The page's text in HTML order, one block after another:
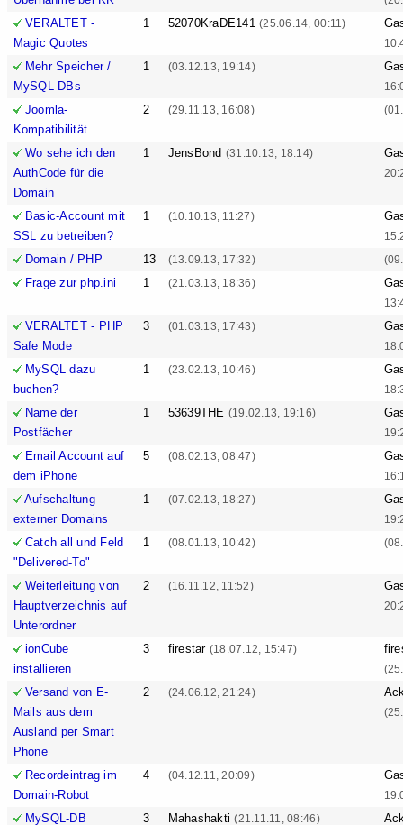
VERALTET -
Magic Quotes
1 52070KraDE141(25.06.14, 00:11)
Mehr Speicher /
MySQL DBs
1 (03.12.13, 19:14)
Joomla-
Kompatibilität
2 (29.11.13, 16:08)
Wo sehe ich den
AuthCode für die
Domain
1 JensBond (31.10.13, 18:14)
Basic-Account mit
SSL zu betreiben?
1 (10.10.13, 11:27)
Domain / PHP 13 (13.09.13, 17:32)
Frage zur php.ini 1 (21.03.13, 18:36)
VERALTET - PHP
Safe Mode
3 (01.03.13, 17:43)
MySQL dazu
buchen?
1 (23.02.13, 10:46)
Name der
Postfächer
1 53639THE (19.02.13, 19:16)
Email Account auf
dem iPhone
5 (08.02.13, 08:47)
Aufschaltung
externer Domains
1 (07.02.13, 18:27)
Catch all und Feld
"Delivered-To"
1 (08.01.13, 10:42)
Weiterleitung von
Hauptverzeichnis auf
Unterordner
2 (16.11.12, 11:52)
ionCube
installieren
3 firestar (18.07.12, 15:47)
Versand von E-
Mails aus dem
Ausland per Smart
Phone
2 (24.06.12, 21:24)
Recordeintrag im
Domain-Robot
4 (04.12.11, 20:09)
MySQL-DB
3 Mahashakti(21.11.11, 08:46)